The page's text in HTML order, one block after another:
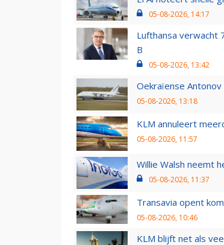
05-08-2026, 14:17
Lufthansa verwacht
B
05-08-2026, 13:42
Oekraïense
05-08-2026, 13:18
KLM annuleert
05-08-2026, 11:57
Willie Walsh neemt
05-08-2026, 11:37
Transavia opent
05-08-2026, 10:46
KLM blijft net als